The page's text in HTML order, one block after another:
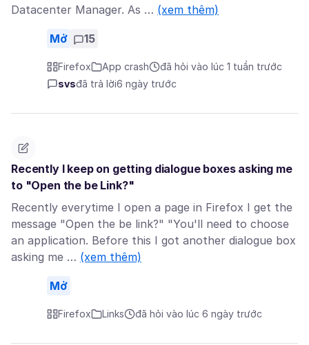
Datacenter Manager. As … (xem thêm)
Mở 15
Firefox App crash
đã hỏi vào lúc 1 tuần trước
svsđã trả lời6 ngày trước
Recently I keep on getting dialogue boxes asking me
to "Open the be Link?"
Recently everytime I open a page in Firefox I get the
message "Open the be link?" "You'll need to choose
an application. Before this I got another dialogue box
asking me … (xem thêm)
Mở
Firefox Links đã hỏi vào lúc 6 ngày trước